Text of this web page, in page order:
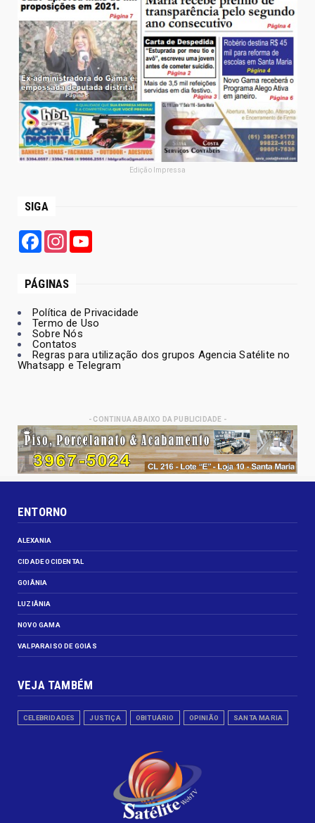
Edição Impressa
SIGA
FacebookInstagram
PÁGINAS
Política de Privacidade
Termo de Uso
Sobre Nós
Contatos
Regras para utilização dos grupos Agencia Satélite no
Whatsapp e Telegram
- CONTINUA ABAIXO DA PUBLICIDADE -
ENTORNO
ALEXANIA
CIDADE OCIDENTAL
GOIÂNIA
LUZIÂNIA
NOVO GAMA
VALPARAISO DE GOIÁS
VEJA TAMBÉM
CELEBRIDADES JUSTIÇA OBITUÁRIO OPINIÃO SANTA MARIA